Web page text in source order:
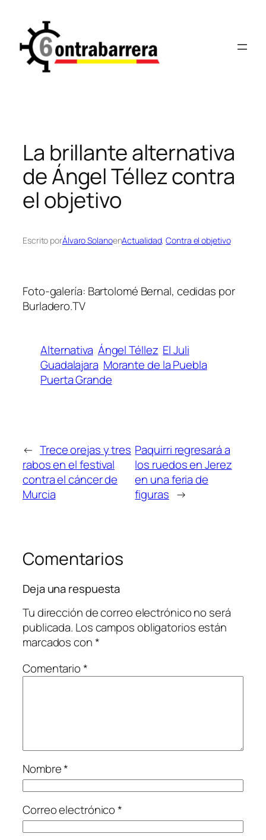
contenido
La brillante alternativa
de Ángel Téllez contra
el objetivo
Escrito porÁlvaro SolanoenActualidad, Contra el objetivo
Foto-galería: Bartolomé Bernal, cedidas por
Burladero.TV
Alternativa Ángel Téllez El Juli
Guadalajara Morante de la Puebla
Puerta Grande
← Trece orejas y tres
rabos en el festival
contra el cáncer de
Murcia
Paquirri regresará a
los ruedos en Jerez
en una feria de
figuras →
Comentarios
Deja una respuesta
Tu dirección de correo electrónico no será
publicada. Los campos obligatorios están
marcados con*
Comentario*
Nombre*
Correo electrónico*